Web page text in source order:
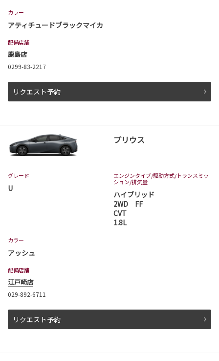
カラー
アティチュードブラックマイカ
配備店舗
鹿島店
0299-83-2217
リクエスト予約
プリウス
グレード
U
エンジンタイプ/駆動方式/トランスミッ
ション/排気量
ハイブリッド
2WD FF
CVT
1.8L
カラー
アッシュ
配備店舗
江戸崎店
029-892-6711
リクエスト予約